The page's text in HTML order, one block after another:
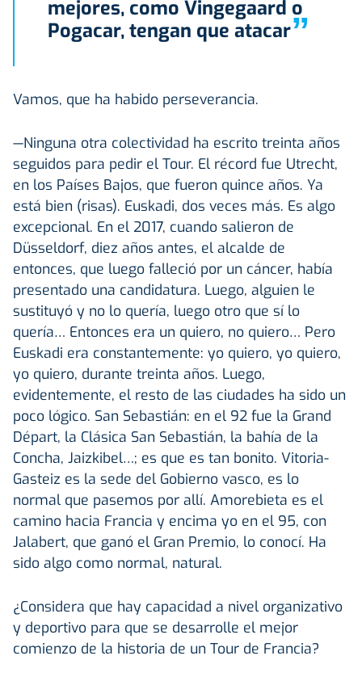
mejores, como Vingegaard o
Pogacar, tengan que atacar”
Vamos, que ha habido perseverancia.
—Ninguna otra colectividad ha escrito treinta años
seguidos para pedir el Tour. El récord fue Utrecht,
en los Países Bajos, que fueron quince años. Ya
está bien (risas). Euskadi, dos veces más. Es algo
excepcional. En el 2017, cuando salieron de
Düsseldorf, diez años antes, el alcalde de
entonces, que luego falleció por un cáncer, había
presentado una candidatura. Luego, alguien le
sustituyó y no lo quería, luego otro que sí lo
quería… Entonces era un quiero, no quiero… Pero
Euskadi era constantemente: yo quiero, yo quiero,
yo quiero, durante treinta años. Luego,
evidentemente, el resto de las ciudades ha sido un
poco lógico. San Sebastián: en el 92 fue la Grand
Départ, la Clásica San Sebastián, la bahía de la
Concha, Jaizkibel…; es que es tan bonito. Vitoria-
Gasteiz es la sede del Gobierno vasco, es lo
normal que pasemos por allí. Amorebieta es el
camino hacia Francia y encima yo en el 95, con
Jalabert, que ganó el Gran Premio, lo conocí. Ha
sido algo como normal, natural.
¿Considera que hay capacidad a nivel organizativo
y deportivo para que se desarrolle el mejor
comienzo de la historia de un Tour de Francia?